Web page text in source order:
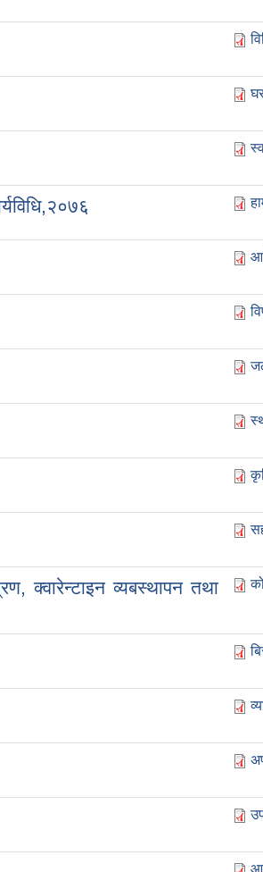
क्वारेन्टाइन व्यबस्थापन तथा